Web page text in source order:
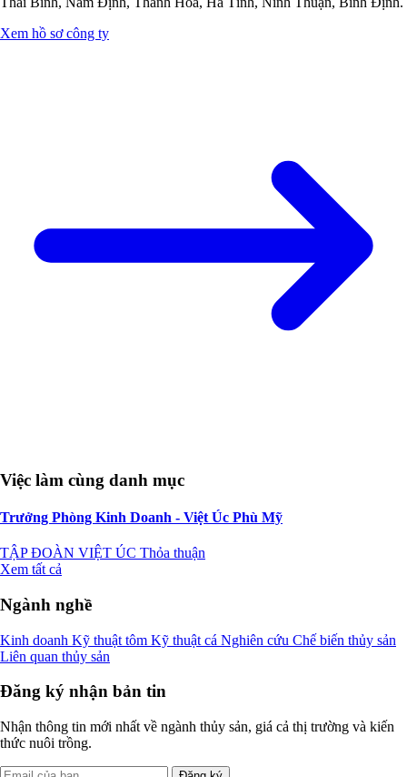
Xem hồ sơ công ty
Việc làm cùng danh mục
Trưởng Phòng Kinh Doanh - Việt Úc Phù Mỹ
TẬP ĐOÀN VIỆT ÚC Thỏa thuận
Xem tất cả
Ngành nghề
Kinh doanh Kỹ thuật tôm Kỹ thuật cá Nghiên cứu Chế biến thủy sản
Liên quan thủy sản
Đăng ký nhận bản tin
Nhận thông tin mới nhất về ngành thủy sản, giá cả thị trường và kiến
thức nuôi trồng.